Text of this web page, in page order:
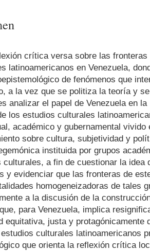
crítica versa sobre las
latinoamericanos en Venezuela,
de fenómenos que
a la vez que se politiza la teoría y
analizar el papel de Venezuela en
los estudios culturales
académico y gubernamental
sobre cultura, subjetividad y
instituida por grupos
culturales, a fin de cuestionar la idea
y evidenciar que las fronteras de
homogeneizadoras de tales
a la discusión de la
para Venezuela, implica
equitativa, justa y protagónicamente
culturales latinoamericanos
que orienta la reflexión crítica